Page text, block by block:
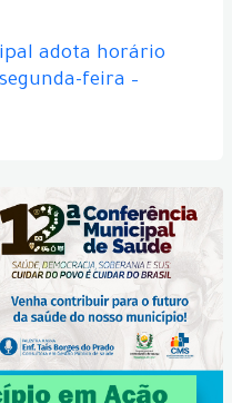
adota horário
feira –